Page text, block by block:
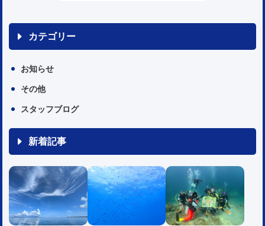
カテゴリー
お知らせ
その他
スタッフブログ
新着記事